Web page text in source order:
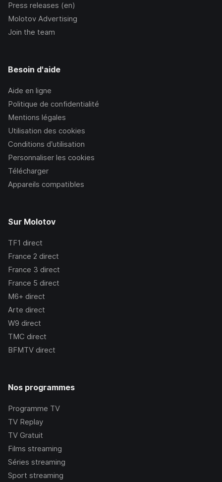
Press releases (en)
Molotov Advertising
Join the team
Besoin d'aide
Aide en ligne
Politique de confidentialité
Mentions légales
Utilisation des cookies
Conditions d’utilisation
Personnaliser les cookies
Télécharger
Appareils compatibles
Sur Molotov
TF1 direct
France 2 direct
France 3 direct
France 5 direct
M6+ direct
Arte direct
W9 direct
TMC direct
BFMTV direct
Nos programmes
Programme TV
TV Replay
TV Gratuit
Films streaming
Séries streaming
Sport streaming